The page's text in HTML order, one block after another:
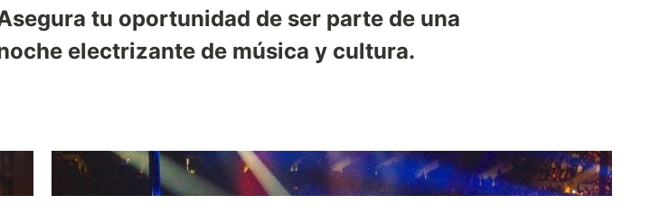
tu oportunidad de ser parte de una
electrizante de música y cultura.